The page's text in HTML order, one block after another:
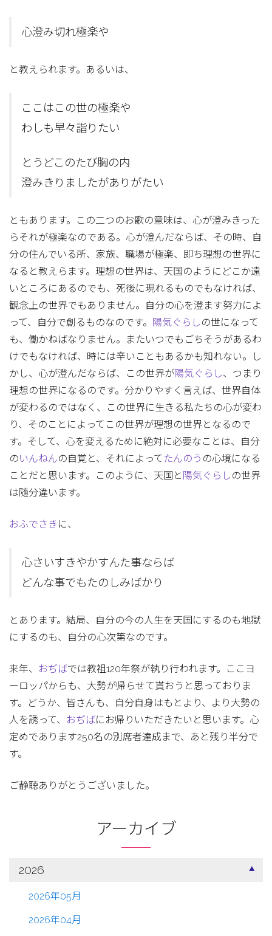
心澄み切れ極楽や
と教えられます。あるいは、
ここはこの世の極楽や
わしも早々詣りたい
とうどこのたび胸の内
澄みきりましたがありがたい
ともあります。この二つのお歌の意味は、心が澄みきった
らそれが極楽なのである。心が澄んだならば、その時、自
分の住んでいる所、家族、職場が極楽、即ち理想の世界に
なると教えらます。理想の世界は、天国のようにどこか遠
いところにあるのでも、死後に現れるものでもなければ、
観念上の世界でもありません。自分の心を澄ます努力によ
って、自分で創るものなのです。
陽気ぐらし の世になって
も、働かねばなりません。またいつでもごちそうがあるわ
けでもなければ、時には辛いこともあるかも知れない。し
かし、心が澄んだならば、この世界が陽気ぐらし、つまり
理想の世界になるのです。分かりやすく言えば、世界自体
が変わるのではなく、この世界に生きる私たちの心が変わ
り、そのことによってこの世界が理想の世界となるので
す。そして、心を変えるために絶対に必要なことは、自分
のいんねんの自覚と、それによって たんのう の心境になる
ことだと思います。このように、天国と 陽気ぐらし の世界
は随分違います。
おふでさき に、
心さいすきやかすんた事ならば
どんな事でもたのしみばかり
とあります。結局、自分の今の人生を天国にするのも地獄
にするのも、自分の心次第なのです。
来年、 おぢばでは教祖120年祭が執り行われます。ここヨ
ーロッパからも、大勢が帰らせて貰おうと思っておりま
す。どうか、皆さんも、自分自身はもとより、より大勢の
人を誘って、
おぢばにお帰りいただきたいと思います。心
定めであります250名の別席者達成まで、あと残り半分で
す。
ご静聴ありがとうございました。
アーカイブ
2026
2026年05月
2026年04月